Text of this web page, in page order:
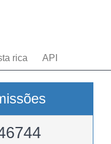
rica API